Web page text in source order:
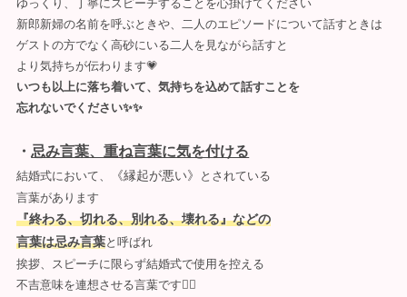
ゆっくり、丁寧にスピーチすることを心掛けてください
新郎新婦の名前を呼ぶときや、二人のエピソードについて話すときは
ゲストの方でなく高砂にいる二人を見ながら話すと
より気持ちが伝わります💗
いつも以上に落ち着いて、気持ちを込めて話すことを
忘れないでください✨✨
・ 忌み言葉、重ね言葉に気を付ける
結婚式において、 《縁起が悪い》
とされている
言葉があります
『終わる、切れる、別れる、壊れる』などの
言葉は忌み言葉と呼ばれ
挨拶、スピーチに限らず結婚式で使用を控える
不吉意味を連想させる言葉です😵‍💫